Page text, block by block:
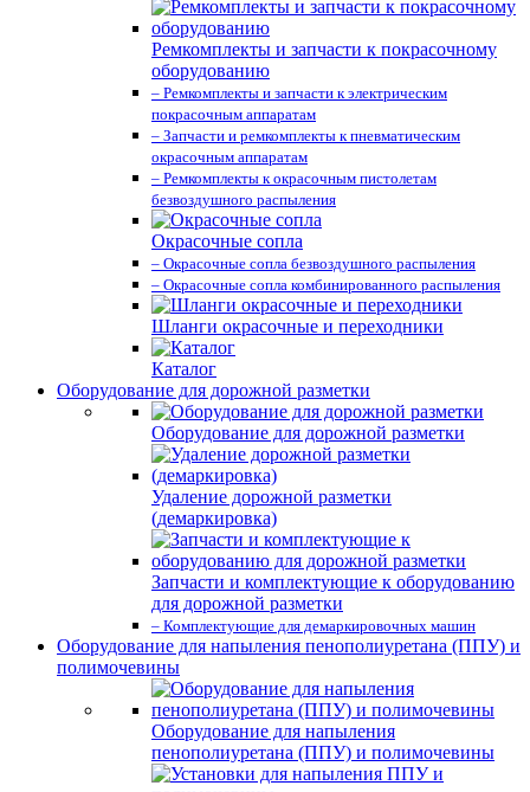
Ремкомплекты и запчасти к покрасочному
оборудованию
– Ремкомплекты и запчасти к электрическим
покрасочным аппаратам
– Запчасти и ремкомплекты к пневматическим
окрасочным аппаратам
– Ремкомплекты к окрасочным пистолетам
безвоздушного распыления
Окрасочные сопла
– Окрасочные сопла безвоздушного распыления
– Окрасочные сопла комбинированного распыления
Шланги окрасочные и переходники
Каталог
Оборудование для дорожной разметки
Оборудование для дорожной разметки
Удаление дорожной разметки
(демаркировка)
Запчасти и комплектующие к оборудованию
для дорожной разметки
– Комплектующие для демаркировочных машин
Оборудование для напыления пенополиуретана (ППУ) и
полимочевины
Оборудование для напыления
пенополиуретана (ППУ) и полимочевины